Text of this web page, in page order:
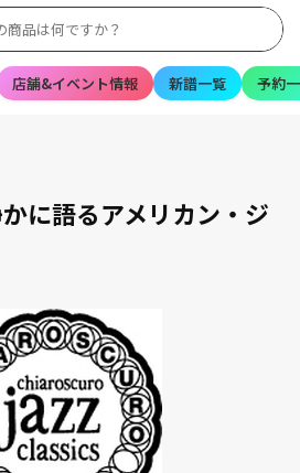
店舗&イベント情報 新譜一覧 予約
に語るアメリカン・ジ